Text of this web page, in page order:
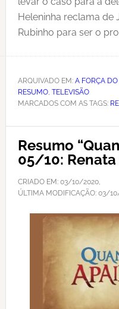
Heleninha reclama de
Rubinho para ser o
ARQUIVADO EM: A FORÇA
RESUMO, TELEVISÃO
MARCADOS COM AS TAGS:
Resumo
05/10:
CRIADO EM: 03/10/2020,
ÚLTIMA MODIFICAÇÃO: 03/